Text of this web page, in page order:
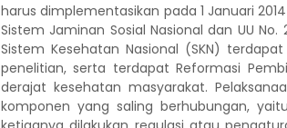
harus dimplementasikan pada 1 Januari
Sistem Jaminan Sosial Nasional dan UU
Sistem Kesehatan Nasional (SKN)
penelitian, serta terdapat Reformasi
derajat kesehatan masyarakat.
komponen yang saling berhubungan,